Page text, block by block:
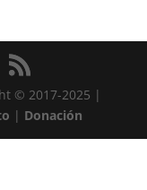
© 2017-2025 |
| Donación